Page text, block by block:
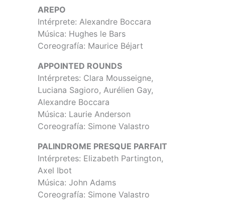
AREPO
Intérprete: Alexandre Boccara
Música: Hughes le Bars
Coreografía: Maurice Béjart
APPOINTED ROUNDS
Intérpretes: Clara Mousseigne,
Luciana Sagioro, Aurélien Gay,
Alexandre Boccara
Música: Laurie Anderson
Coreografía: Simone Valastro
PALINDROME PRESQUE PARFAIT
Intérpretes: Elizabeth Partington,
Axel Ibot
Música: John Adams
Coreografía: Simone Valastro